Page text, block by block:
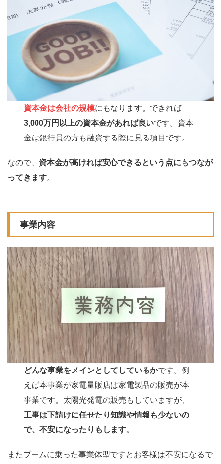
資本金は会社の規模にもなります。できれば
3,000万円以上の資本金があれば良いです。資本
金は銀行員の方も融資する際に見る項目です。
なので、 資本金が高ければ安心できるという点にもつなが
ってきます。
事業内容
どんな事業をメインとしてしているかです。例
えば本事業が家電量販店は家電製品の販売が本
事業です。太陽光発電の販売もしていますが、
工事は下請けに任せたり知識や情報も少ないの
で、不安になったりもします。
またブームに乗った事業体型ですとお客様は不安になるで